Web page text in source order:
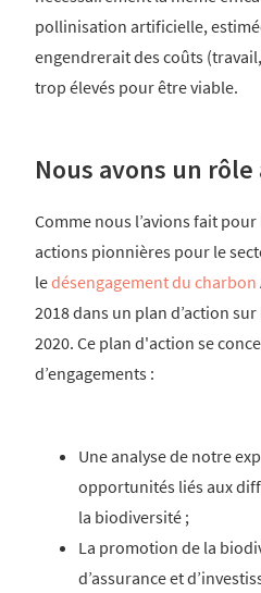
pollinisation artificielle,
engendrerait des coûts
trop élevés pour être viable.
Nous avons un
Comme nous l’avions fait
actions pionnières pour le
ledésengagement du charbon
2018 dans un plan d’action
2020. Ce plan d'action se
d’engagements :
Une analyse de notre
opportunités liés aux
la biodiversité ;
La promotion de la
d’assurance et